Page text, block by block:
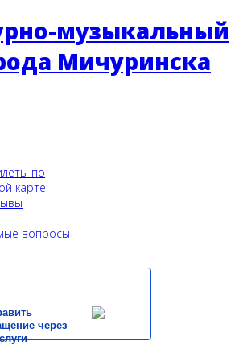
музыкальный
Мичуринска
по
карте
вопросы
через